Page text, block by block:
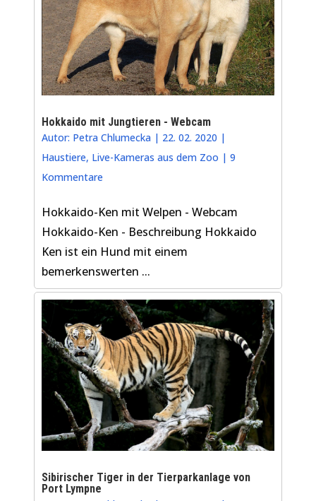
Hokkaido mit Jungtieren - Webcam
Autor: Petra Chlumecka | 22. 02. 2020 |
Haustiere, Live-Kameras aus dem Zoo |9
Kommentare
Hokkaido-Ken mit Welpen - Webcam
Hokkaido-Ken - Beschreibung Hokkaido
Ken ist ein Hund mit einem
bemerkenswerten ...
Sibirischer Tiger in der Tierparkanlage von
Port Lympne